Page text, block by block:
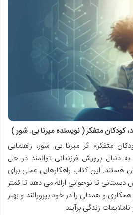
کودکان متفکر ( نویسنده میرنا بی. شور )
متفکر» اثر میرنا بی. شور، راهنمایی
دنبال پرورش فرزندانی توانمند در حل
هستند. این کتاب راهکارهایی عملی برای
تا نوجوانی ارائه می دهد تا کمتر
و همدلی را در خود بپرورانند و بهتر
زندگی برآیند.